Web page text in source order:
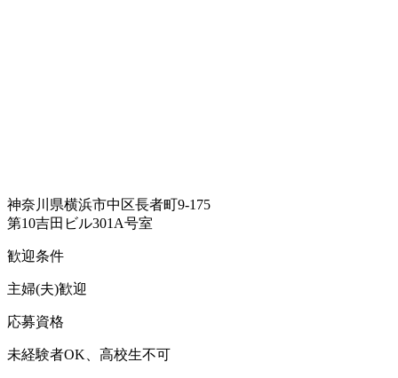
神奈川県横浜市中区長者町9-175
第10吉田ビル301A号室
歓迎条件
主婦(夫)歓迎
応募資格
未経験者OK、高校生不可